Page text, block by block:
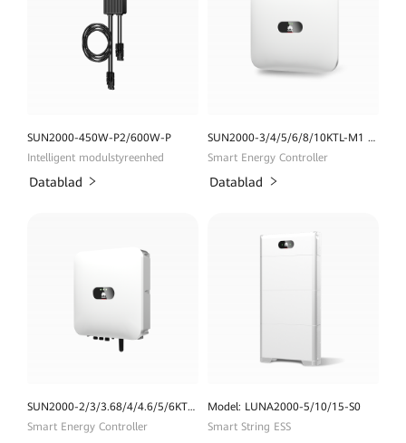
HUAWEI
Danmark
SUN2000-450W-P2/600W-P
Intelligent modulstyreenhed
Datablad
SUN2000-3/4/5/6/8/10KTL-M1 (højspændingsversion)
Smart Energy Controller
Datablad
SUN2000-2/3/3.68/4/4.6/5/6KTL-L1
Smart Energy Controller
Model: LUNA2000-5/10/15-S0
Smart String ESS